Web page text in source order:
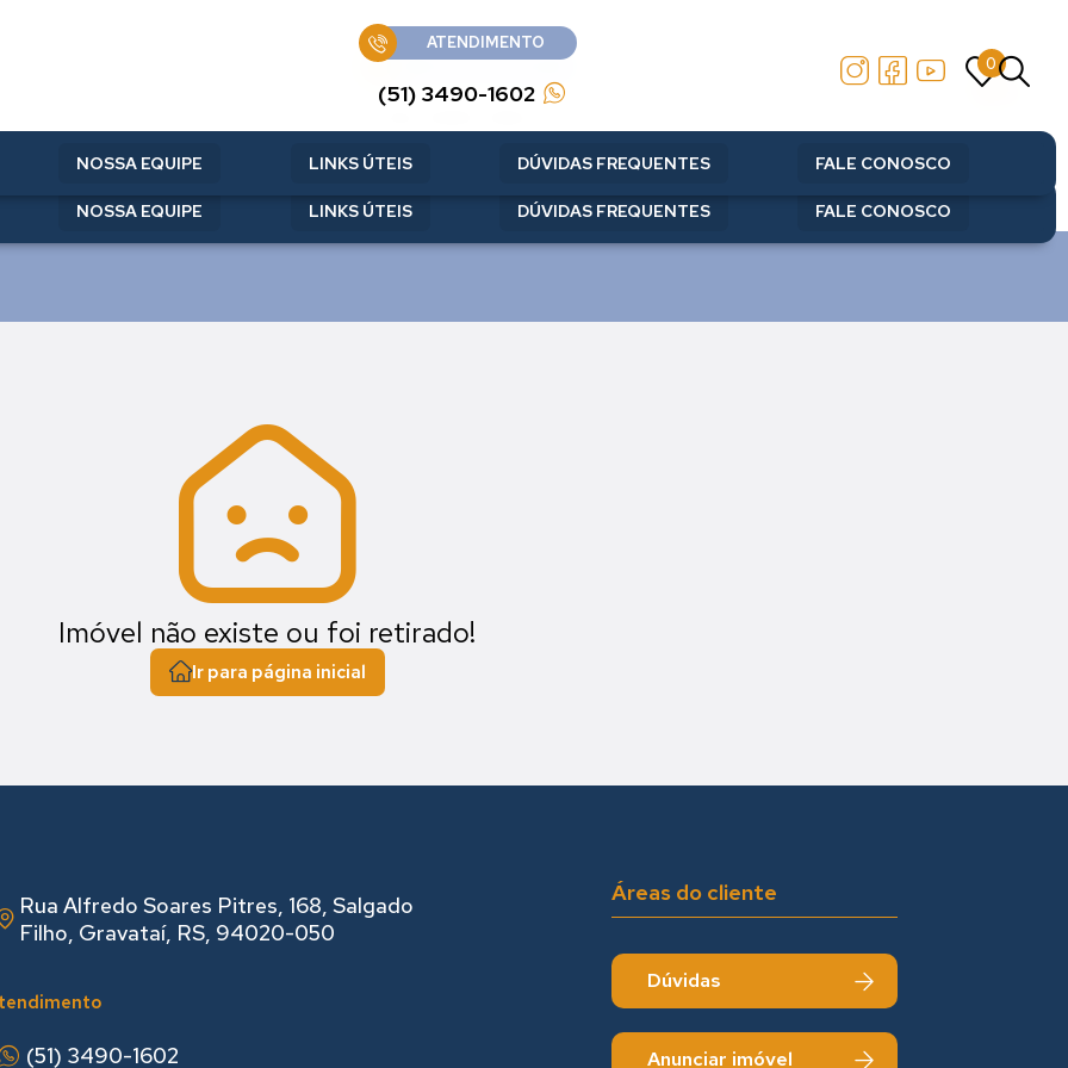
ATENDIMENTO
0
NOSSA EQUIPE LINKS ÚTEIS DÚVIDAS FREQUENTES FALE CONOSCO
ATENDIMENTO
(51) 3490-1602
0
NOSSA EQUIPE LINKS ÚTEIS DÚVIDAS FREQUENTES FALE CONOSCO
Imóvel não existe ou foi retirado!
Ir para página inicial
Rua Alfredo Soares Pitres, 168, Salgado
Filho, Gravataí, RS, 94020-050
(51) 3490-1602
Áreas do cliente
Dúvidas
Anunciar imóvel